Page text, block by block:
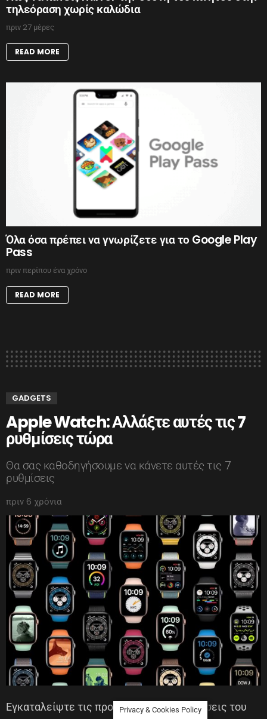
τηλεόραση χωρίς καλώδια
πριν 27 μέρες
READ MORE
Όλα όσα πρέπει να γνωρίζετε για το Google Play
Pass
πριν περίπου ένα χρόνο
READ MORE
GADGETS
Apple Watch: Αλλάξτε αυτές τις 7
ρυθμίσεις τώρα
Θα σας καθοδηγήσουμε να κάνετε αυτές τις 7
ρυθμίσεις
πριν 6 χρόνια
Εγκαταλείψτε τις προεπιλεγμένες ρυθμίσεις του
Privacy & Cookies Policy